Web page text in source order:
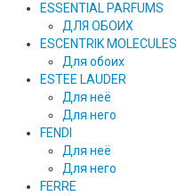
ESSENTIAL PARFUMS
ДЛЯ ОБОИХ
ESCENTRIK MOLECULES
Для обоих
ESTEE LAUDER
Для неё
Для него
FENDI
Для неё
Для него
FERRE